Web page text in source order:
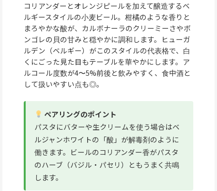
コリアンダーとオレンジピールを加えて醸造するベ
ルギースタイルの小麦ビール。柑橘のような香りと
まろやかな酸が、カルボナーラのクリーミーさやボ
ンゴレの貝の甘みと穏やかに調和します。ヒューガ
ルデン（ベルギー）がこのスタイルの代表格で、白
くにごった見た目もテーブルを華やかにします。ア
ルコール度数が4〜5%前後と飲みやすく、食中酒と
して扱いやすい点も◎。
ペアリングのポイント
パスタにバターや生クリームを使う場合はベ
ルジャンホワイトの「酸」が解毒剤のように
働きます。ビールのコリアンダー香がパスタ
のハーブ（バジル・パセリ）ともうまく共鳴
します。